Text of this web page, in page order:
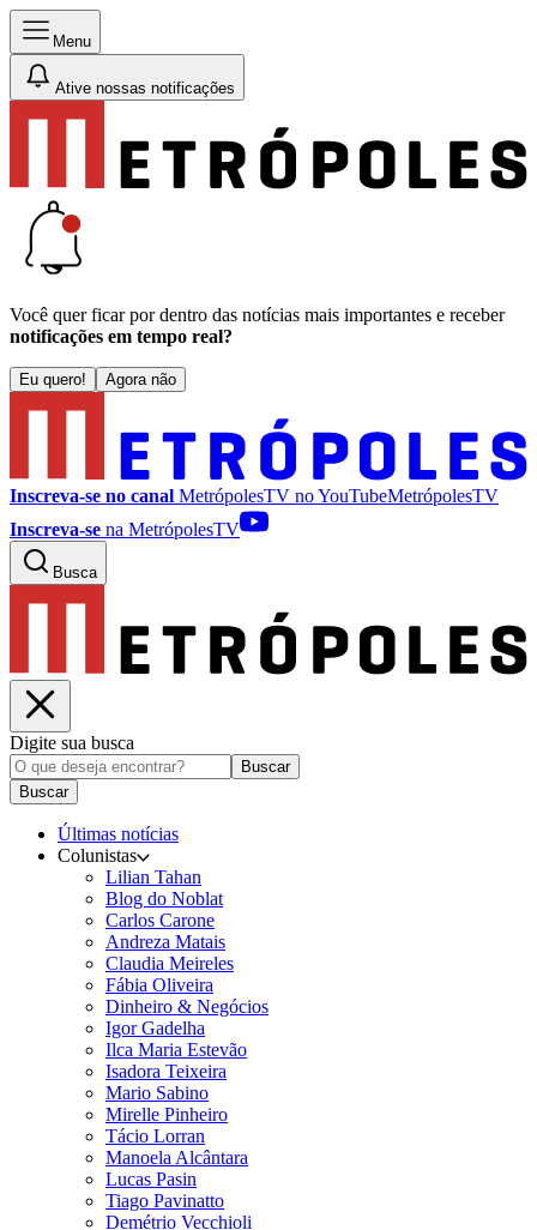
Menu
Ative nossas notificações
Você quer ficar por dentro das notícias mais importantes e receber
notificações em tempo real?
Eu quero! Agora não
Inscreva-se no canal MetrópolesTV noYouTubeMetrópolesTV
Inscreva-se na MetrópolesTV
Busca
Digite sua busca
Buscar
Buscar
Últimas notícias
Colunistas
Lilian Tahan
Blog do Noblat
Carlos Carone
Andreza Matais
Claudia Meireles
Fábia Oliveira
Dinheiro & Negócios
Igor Gadelha
Ilca Maria Estevão
Isadora Teixeira
Mario Sabino
Mirelle Pinheiro
Tácio Lorran
Manoela Alcântara
Lucas Pasin
Tiago Pavinatto
Demétrio Vecchioli